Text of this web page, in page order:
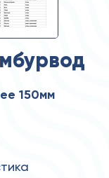
150мм